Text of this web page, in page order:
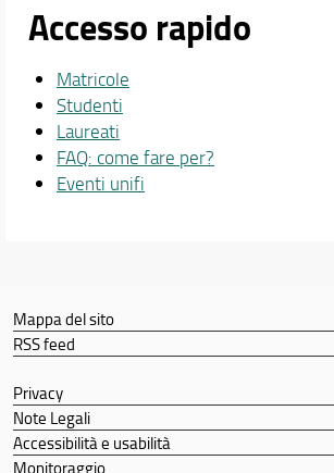
Accesso rapido
Matricole
Studenti
Laureati
FAQ: come fare per?
Eventi unifi
Mappa del sito
RSS feed
Privacy
Note Legali
Accessibilità e usabilità
Monitoraggio